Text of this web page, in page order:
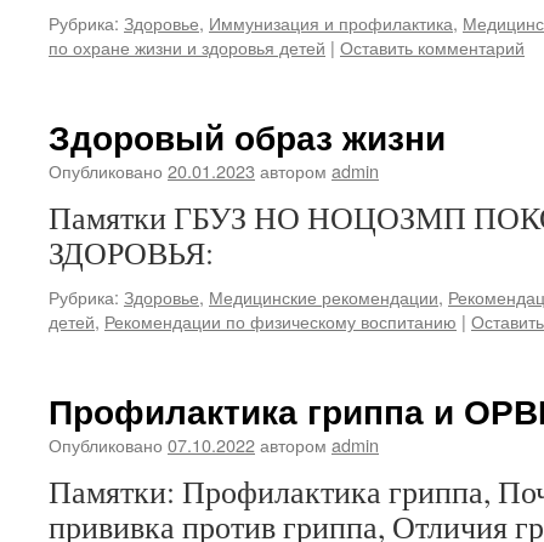
Рубрика: Здоровье, Иммунизация и профилактика,
по охране жизни и здоровья детей | Оставить комментарий
Здоровый образ жизни
Опубликовано 20.01.2023 автором admin
Памятки ГБУЗ НО НОЦОЗМП
ЗДОРОВЬЯ:
Рубрика: Здоровье, Медицинские рекомендации,
детей, Рекомендации по физическому воспитанию |
Профилактика гриппа и
Опубликовано 07.10.2022автором admin
Памятки: Профилактика гриппа,
прививка против гриппа, Отличия